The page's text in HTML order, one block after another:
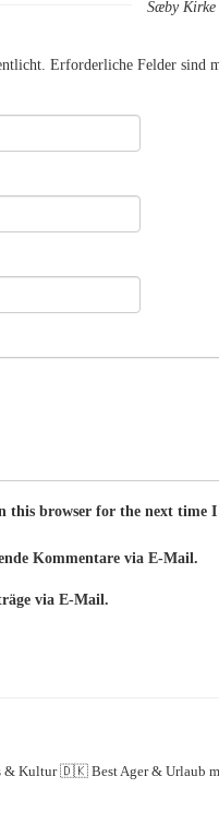
Sæby
Erforderliche Felder sind
this browser for the next time
Kommentare via E-Mail.
via E-Mail.
& Kultur🇩🇰 Best Ager & Urlaub